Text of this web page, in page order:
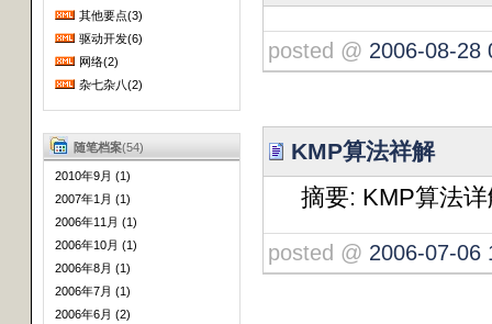
其他要点(3)
驱动开发(6)
网络(2)
杂七杂八(2)
随笔档案(54)
2010年9月 (1)
2007年1月 (1)
2006年11月 (1)
2006年10月 (1)
2006年8月 (1)
2006年7月 (1)
2006年6月 (2)
posted @ 2006-08-28
KMP算法祥解
摘要: KMP算法
posted @ 2006-07-06